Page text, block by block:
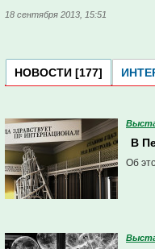
18 сентября 2013, 15:51
НОВОСТИ [177]
В
Об